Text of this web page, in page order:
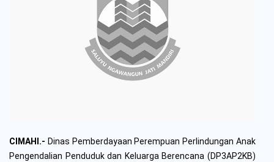
CIMAHI.- Dinas Pemberdayaan Perempuan Perlindungan Anak
Pengendalian Penduduk dan Keluarga Berencana (DP3AP2KB)